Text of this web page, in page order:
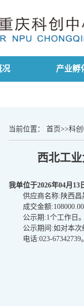
况 产业孵
当前位置： 首页>>科
西北工
我单位于2026年04月
供应商名称:陕西
成交金额
公示期:1个工作日
公示期间:如对本
电话:023-67342739